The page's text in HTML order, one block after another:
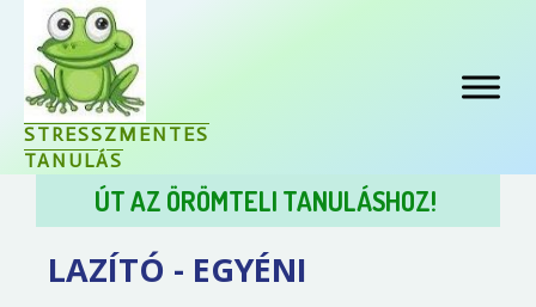
STRESSZMENTES
TANULÁS
ÚT AZ ÖRÖMTELI TANULÁSHOZ!
LAZÍTÓ - EGYÉNI